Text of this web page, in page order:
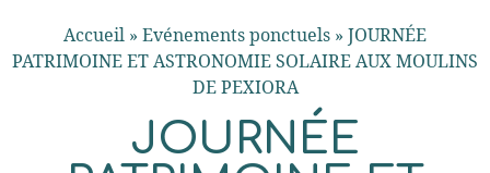
Accueil » Evénements ponctuels » JOURNÉE
PATRIMOINE ET ASTRONOMIE SOLAIRE AUX MOULINS
DE PEXIORA
JOURNÉE